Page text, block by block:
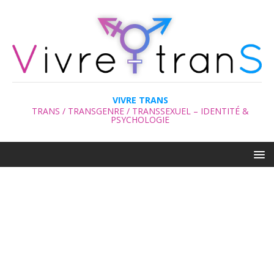
VIVRE TRANS
TRANS / TRANSGENRE / TRANSSEXUEL – IDENTITÉ &
PSYCHOLOGIE